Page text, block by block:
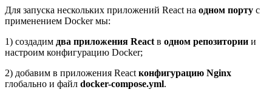
Для запуска нескольких приложений React на одном порту с
применением Docker мы:
1) создадим два приложения React в одном репозитории и
настроим конфигурацию Docker;
2) добавим в приложения React конфигурацию Nginx
глобально и файл docker-compose.yml.